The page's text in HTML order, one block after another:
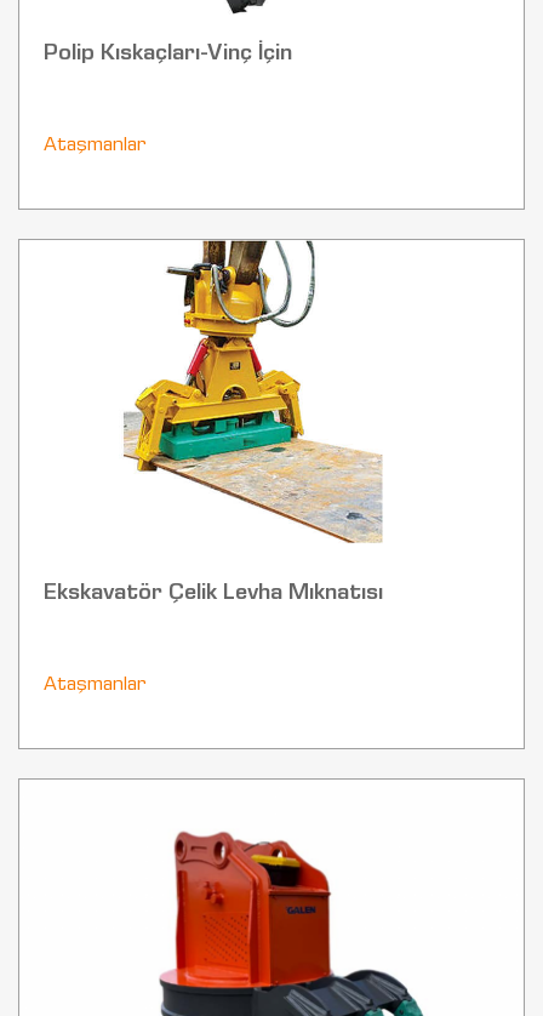
Polip Kıskaçları-Vinç İçin
Ataşmanlar
Ekskavatör Çelik Levha Mıknatısı
Ataşmanlar